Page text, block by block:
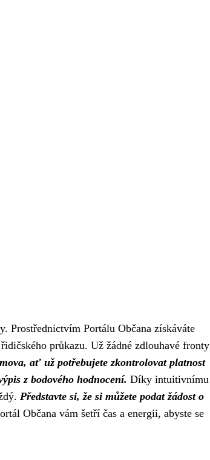
Prostřednictvím Portálu Občana získáváte
průkazu. Už žádné zdlouhavé fronty
ať už potřebujete zkontrolovat platnost
z bodového hodnocení. Díky intuitivnímu
Představte si, že si můžete podat žádost o
Občana vám šetří čas a energii, abyste se